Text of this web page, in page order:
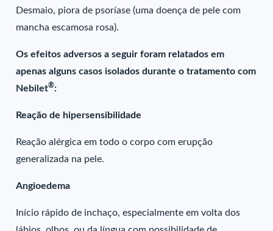
Desmaio, piora de psoríase (uma doença de pele com
mancha escamosa rosa).
Os efeitos adversos a seguir foram relatados em
apenas alguns casos isolados durante o tratamento com
Nebilet®:
Reação de hipersensibilidade
Reação alérgica em todo o corpo com erupção
generalizada na pele.
Angioedema
Início rápido de inchaço, especialmente em volta dos